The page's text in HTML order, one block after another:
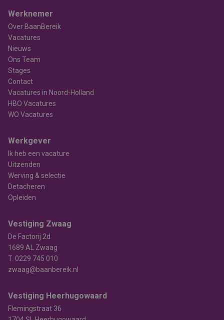
Werknemer
Over BaanBereik
Vacatures
Nieuws
Ons Team
Stages
Contact
Vacatures in Noord-Holland
HBO Vacatures
WO Vacatures
Werkgever
Ik heb een vacature
Uitzenden
Werving & selectie
Detacheren
Opleiden
Vestiging Zwaag
De Factorij 2d
1689 AL Zwaag
T. 0229 745 010
zwaag@baanbereik.nl
Vestiging Heerhugowaard
Flemingstraat 36